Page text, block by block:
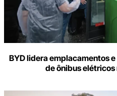
BYD lidera emplacamentos
de ônibus elétricos